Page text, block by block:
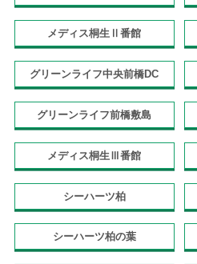
メディス桐生Ⅱ番館
グリーンライフ中央前橋DC
グリーンライフ前橋敷島
メディス桐生Ⅲ番館
シーハーツ柏
シーハーツ柏の葉